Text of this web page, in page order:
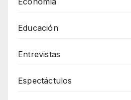
Educación
Entrevistas
Espectáctulos